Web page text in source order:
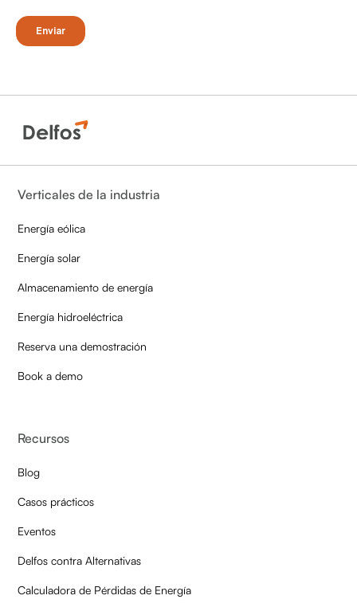
Verticales de la industria
Energía eólica
Energía solar
Almacenamiento de energía
Energía hidroeléctrica
Reserva una demostración
Book a demo
Recursos
Blog
Casos prácticos
Eventos
Delfos contra Alternativas
Calculadora de Pérdidas de Energía